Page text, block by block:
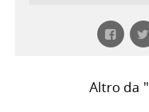
Altro da "